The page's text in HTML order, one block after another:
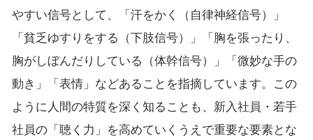
やすい信号として、「汗をかく（自律神経信号）」
「貧乏ゆすりをする（下肢信号）」「胸を張ったり、
胸がしぼんだりしている（体幹信号）」「微妙な手の
動き」「表情」などあることを指摘しています。この
ように人間の特質を深く知ることも、新入社員・若手
社員の「聴く力」を高めていくうえで重要な要素とな